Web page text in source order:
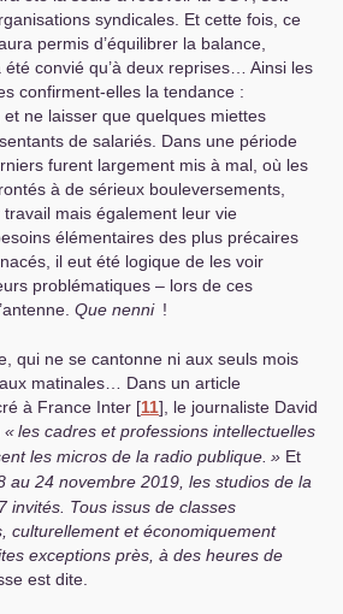
syndicales. Et cette fois, ce
permis d’équilibrer la balance,
été convié qu’à deux reprises… Ainsi les
confirment-elles la tendance :
et ne laisser que quelques miettes
de salariés. Dans une période
furent largement mis à mal, où les
à de sérieux bouleversements,
mais également leur vie
élémentaires des plus précaires
il eut été logique de les voir
problématiques – lors de ces
Que nenni !
qui ne se cantonne ni aux seuls mois
matinales… Dans un article
à France Inter [11] , le journaliste David
«les cadres et professions intellectuelles
les micros de la radio publique. » Et
au 24 novembre 2019, les studios de la
invités. Tous issus de classes
culturellement et économiquement
exceptions près, à des heures de
est dite.